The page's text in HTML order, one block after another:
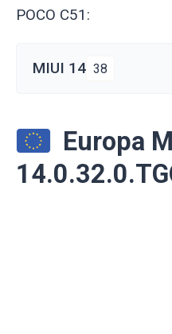
POCO C51:
MIUI 14 38
Europa